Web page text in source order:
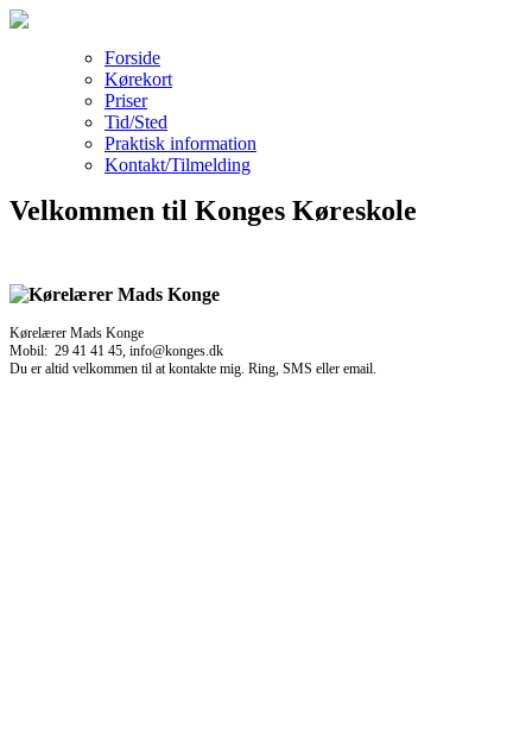
Forside
Kørekort
Priser
Tid/Sted
Praktisk information
Kontakt/Tilmelding
Velkommen til Konges Køreskole
Kørelærer Mads Konge
Mobil: 29 41 41 45, info@konges.dk
Du er altid velkommen til at kontakte mig. Ring, SMS eller email.